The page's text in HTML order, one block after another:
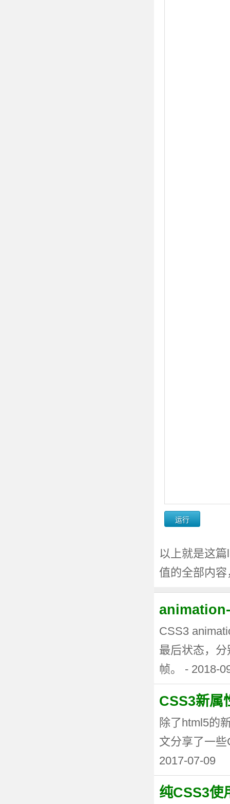
以上就是这
值的全部内
CSS3
最后状态，
帧。 - 2018-
CSS3新属
除了html5的
文分享了一
2017-07-09
纯CSS3使